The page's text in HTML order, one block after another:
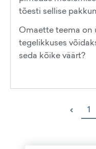
tõesti sellise
Omaette teema on
tegelikkuses
seda kõike väärt?
‹ 1